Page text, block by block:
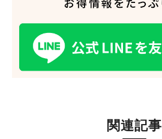
関連記事